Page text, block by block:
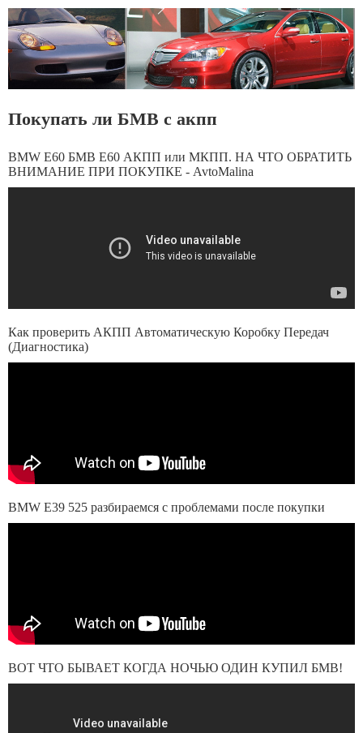
Покупать ли БМВ с акпп
BMW E60 БМВ Е60 АКПП или МКПП. НА ЧТО ОБРАТИТЬ
ВНИМАНИЕ ПРИ ПОКУПКЕ - AvtoMalina
Как проверить АКПП Автоматическую Коробку Передач
(Диагностика)
BMW E39 525 разбираемся с проблемами после покупки
ВОТ ЧТО БЫВАЕТ КОГДА НОЧЬЮ ОДИН КУПИЛ БМВ!